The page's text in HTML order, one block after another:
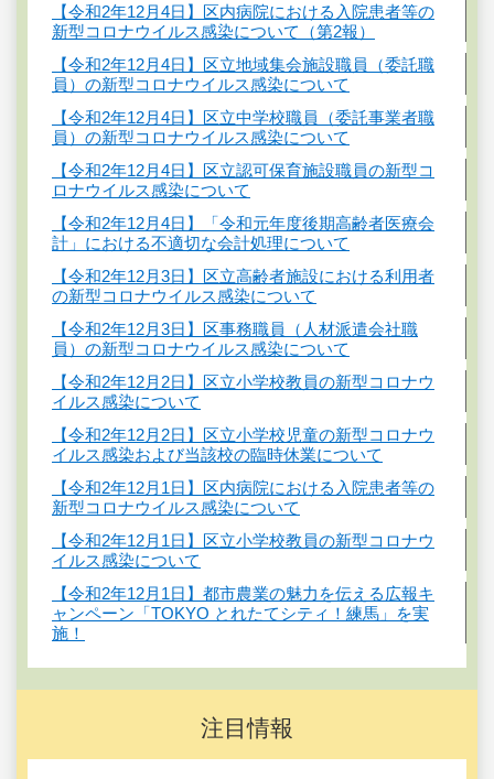
【令和2年12月4日】区内病院における入院患者等の
新型コロナウイルス感染について（第2報）
【令和2年12月4日】区立地域集会施設職員（委託職
員）の新型コロナウイルス感染について
【令和2年12月4日】区立中学校職員（委託事業者職
員）の新型コロナウイルス感染について
【令和2年12月4日】区立認可保育施設職員の新型コ
ロナウイルス感染について
【令和2年12月4日】「令和元年度後期高齢者医療会
計」における不適切な会計処理について
【令和2年12月3日】区立高齢者施設における利用者
の新型コロナウイルス感染について
【令和2年12月3日】区事務職員（人材派遣会社職
員）の新型コロナウイルス感染について
【令和2年12月2日】区立小学校教員の新型コロナウ
イルス感染について
【令和2年12月2日】区立小学校児童の新型コロナウ
イルス感染および当該校の臨時休業について
【令和2年12月1日】区内病院における入院患者等の
新型コロナウイルス感染について
【令和2年12月1日】区立小学校教員の新型コロナウ
イルス感染について
【令和2年12月1日】都市農業の魅力を伝える広報キ
ャンペーン「TOKYO とれたてシティ！練馬」を実
施！
注目情報